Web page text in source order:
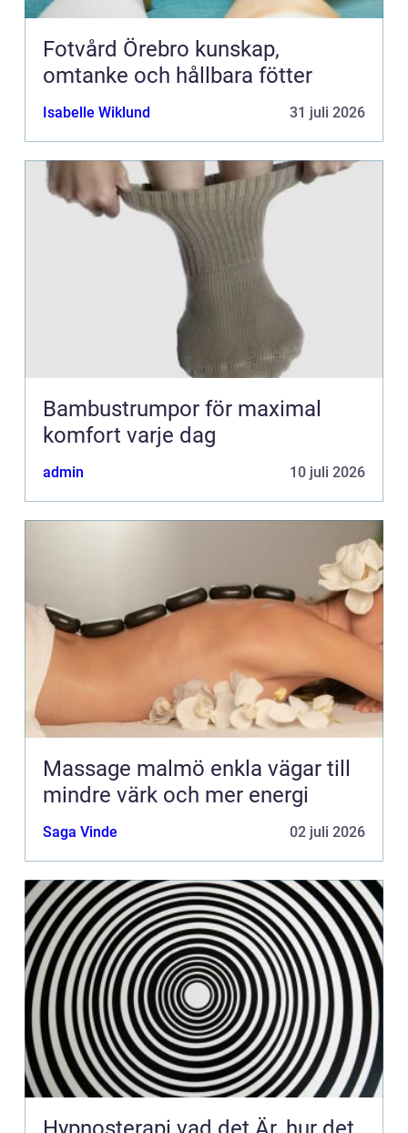
Fotvård Örebro kunskap,
omtanke och hållbara fötter
Isabelle Wiklund 31 juli 2026
Bambustrumpor för maximal
komfort varje dag
admin 10 juli 2026
Massage malmö enkla vägar till
mindre värk och mer energi
Saga Vinde 02 juli 2026